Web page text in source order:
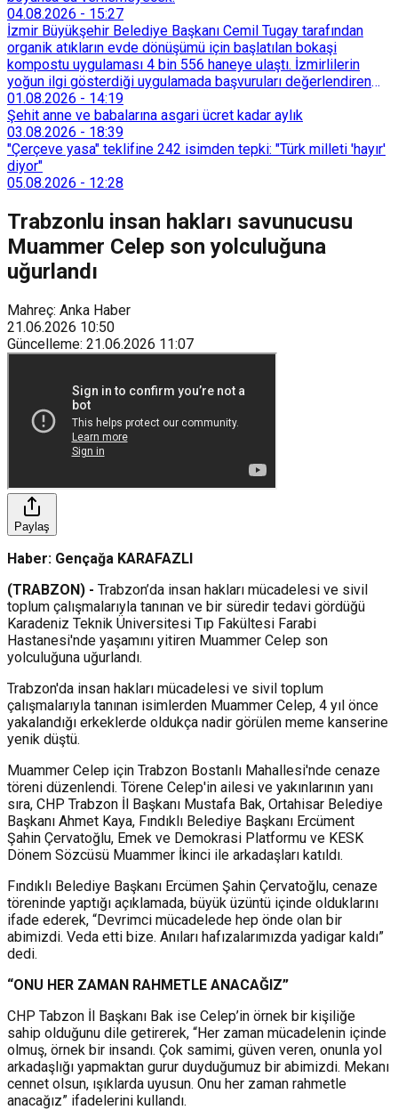
04.08.2026 - 15:27
İzmir Büyükşehir Belediye Başkanı Cemil Tugay tarafından
organik atıkların evde dönüşümü için başlatılan bokaşi
kompostu uygulaması 4 bin 556 haneye ulaştı. İzmirlilerin
yoğun ilgi gösterdiği uygulamada başvuruları değerlendiren
Tarımsal Hizmetler Dairesi Başkanlığı, farklı ilçelerde toplam
128 bokaşi kompost eğitimi düzenleyerek İzmirlileri
sürdürülebilir atık yönetimi sistemine dahil etti.
01.08.2026 - 14:19
Şehit anne ve babalarına asgari ücret kadar aylık
03.08.2026 - 18:39
"Çerçeve yasa" teklifine 242 isimden tepki: "Türk milleti 'hayır'
diyor"
05.08.2026 - 12:28
Trabzonlu insan hakları savunucusu
Muammer Celep son yolculuğuna
uğurlandı
Mahreç: Anka Haber
21.06.2026 10:50
Güncelleme: 21.06.2026 11:07
Paylaş
Haber: Gençağa KARAFAZLI
(TRABZON) - Trabzon’da insan hakları mücadelesi ve sivil
toplum çalışmalarıyla tanınan ve bir süredir tedavi gördüğü
Karadeniz Teknik Üniversitesi Tıp Fakültesi Farabi
Hastanesi'nde yaşamını yitiren Muammer Celep son
yolculuğuna uğurlandı.
Trabzon'da insan hakları mücadelesi ve sivil toplum
çalışmalarıyla tanınan isimlerden Muammer Celep, 4 yıl önce
yakalandığı erkeklerde oldukça nadir görülen meme kanserine
yenik düştü.
Muammer Celep için Trabzon Bostanlı Mahallesi'nde cenaze
töreni düzenlendi. Törene Celep'in ailesi ve yakınlarının yanı
sıra, CHP Trabzon İl Başkanı Mustafa Bak, Ortahisar Belediye
Başkanı Ahmet Kaya, Fındıklı Belediye Başkanı Ercüment
Şahin Çervatoğlu, Emek ve Demokrasi Platformu ve KESK
Dönem Sözcüsü Muammer İkinci ile arkadaşları katıldı.
Fındıklı Belediye Başkanı Ercümen Şahin Çervatoğlu, cenaze
töreninde yaptığı açıklamada, büyük üzüntü içinde olduklarını
ifade ederek, “Devrimci mücadelede hep önde olan bir
abimizdi. Veda etti bize. Anıları hafızalarımızda yadigar kaldı”
dedi.
“ONU HER ZAMAN RAHMETLE ANACAĞIZ”
CHP Tabzon İl Başkanı Bak ise Celep’in örnek bir kişiliğe
sahip olduğunu dile getirerek, “Her zaman mücadelenin içinde
olmuş, örnek bir insandı. Çok samimi, güven veren, onunla yol
arkadaşlığı yapmaktan gurur duyduğumuz bir abimizdi. Mekanı
cennet olsun, ışıklarda uyusun. Onu her zaman rahmetle
anacağız” ifadelerini kullandı.